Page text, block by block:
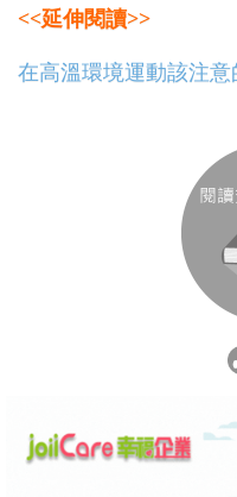
<<延伸閱讀>>
在高溫環境運動該注意